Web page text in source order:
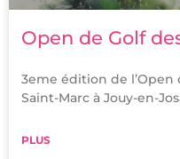
Open de Golf
3eme édition de l’Open
Saint-Marc à Jouy-en-
PLUS